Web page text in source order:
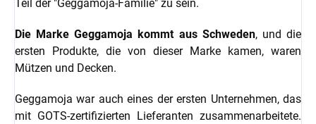
Teil der "Geggamoja-Familie" zu sein.
Die Marke Geggamoja kommt aus Schweden, und die
ersten Produkte, die von dieser Marke kamen, waren
Mützen und Decken.
Geggamoja war auch eines der ersten Unternehmen, das
mit GOTS-zertifizierten Lieferanten zusammenarbeitete.